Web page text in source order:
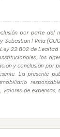
por parte del
Sebastian I Viña
22.802 de
los
y conclusión por
La presente
de expensas,